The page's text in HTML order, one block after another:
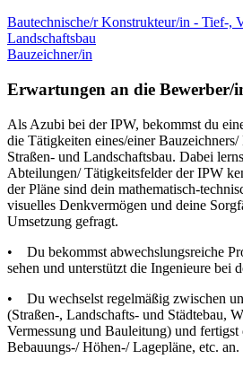
Bautechnische/r Konstrukteur/in - Tief-,
Landschaftsbau
Bauzeichner/in
Erwartungen an die Bewerber/
Als Azubi bei der IPW, bekommst du
die Tätigkeiten eines/einer
Straßen- und Landschaftsbau. Dabei
Abteilungen/ Tätigkeitsfelder der IPW
der Pläne sind dein mathematisch-
visuelles Denkvermögen und deine
Umsetzung gefragt.
• Du bekommst abwechslungsreiche
sehen und unterstützt die Ingenieure bei
• Du wechselst regelmäßig zwischen
(Straßen-, Landschafts- und Städtebau,
Vermessung und Bauleitung) und
Bebauungs-/ Höhen-/ Lagepläne, etc. an.